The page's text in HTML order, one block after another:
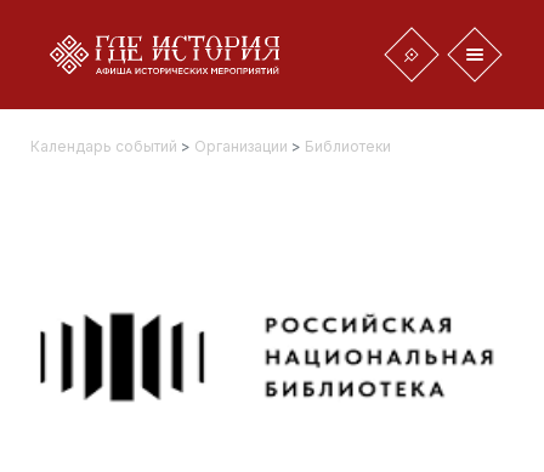
Календарь событий > Организации > Библиотеки